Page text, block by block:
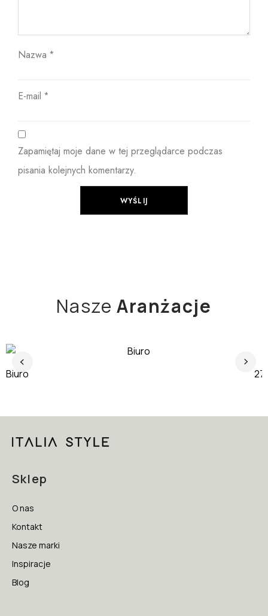
Nazwa *
E-mail *
Zapamiętaj moje dane w tej przeglądarce podczas
pisania kolejnych komentarzy.
NaszeAranżacje
Biuro
Sklep
O nas
Kontakt
Nasze marki
Inspiracje
Blog